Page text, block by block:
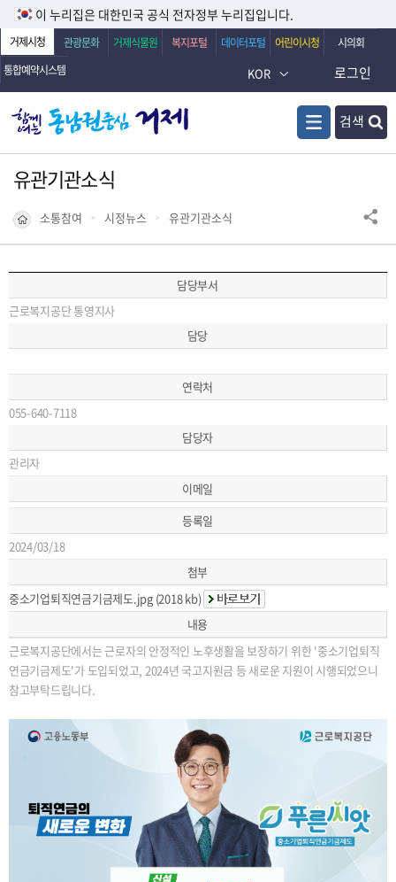
이 누리집은 대한민국 공식 전자정부 누리집입니다.
거제시청 관광문화 거제식물원 복지포털 데이터포털 어린이시청
시의회
통합예약시스템
KOR
검색
로그인
유관기관소식
소통참여 시정뉴스 유관기관소식
담당부서
근로복지공단 통영지사
담당
연락처
055-640-7118
담당자
관리자
이메일
등록일
2024/03/18
첨부
중소기업퇴직연금기금제도.jpg (2018 kb)
내용
근로복지공단에서는 근로자의 안정적인 노후생활을 보장하기 위한 '중소기업퇴직
연금기금제도'가 도입되었고, 2024년 국고지원금 등 새로운 지원이 시행되었으니
참고부탁드립니다.